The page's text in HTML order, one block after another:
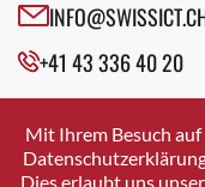
Crissier
Davos Platz
Dierikon
Dietikon
+41 43 336 40 20
SWISSICT
VULKANSTRASSE 120
8048 ZURICH
Mit Ihrem Besuch
Dies erlaubt uns